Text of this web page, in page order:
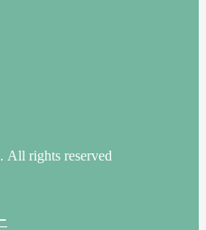
rights reserved